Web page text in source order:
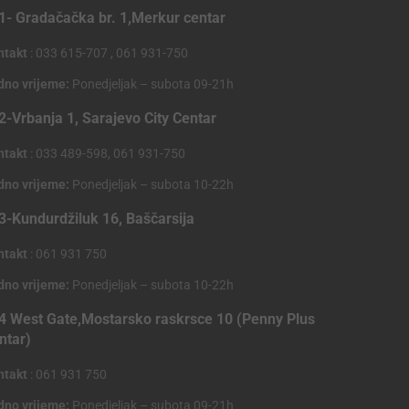
Gradačačka br. 1,Merkur centar
: 033 615-707 , 061 931-750
vrijeme: Ponedjeljak – subota 09-21h
Vrbanja 1, Sarajevo City Centar
: 033 489-598, 061 931-750
vrijeme: Ponedjeljak – subota 10-22h
Kundurdžiluk 16, Baščarsija
: 061 931 750
vrijeme: Ponedjeljak – subota 10-22h
West Gate,Mostarsko raskrsce 10 (Penny Plus
: 061 931 750
vrijeme: Ponedjeljak – subota 09-21h